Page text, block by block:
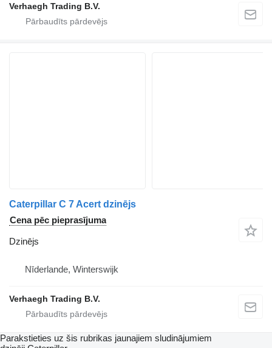
Verhaegh Trading B.V.
Caterpillar C 7 Acert dzinējs
Cena pēc pieprasījuma
Dzinējs
Nīderlande, Winterswijk
Verhaegh Trading B.V.
Parakstieties uz šis rubrikas jaunajiem sludinājumiem